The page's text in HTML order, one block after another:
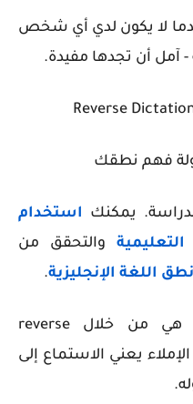
لا يكون لدي أي شخص
- آمل أن تجدها مفيدة.
فهم نطقك
يمكنك
استخدام
والتحقق من
نطق اللغة الإنجليزية.
هي من خلال
reverse
يعني الاستماع إلى